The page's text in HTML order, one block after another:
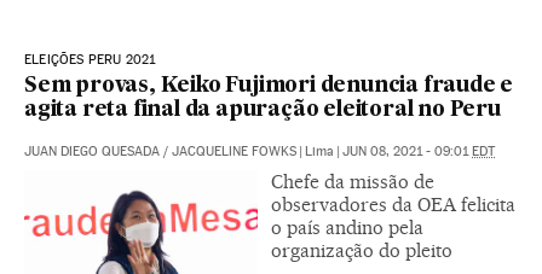
ELEIÇÕES PERU 2021
Sem provas, Keiko Fujimori denuncia fraude e
agita reta final da apuração eleitoral no Peru
JUAN DIEGO QUESADA / JACQUELINE FOWKS | Lima | JUN 08, 2021 - 09:01EDT
Chefe da missão de
observadores da OEA felicita
o país andino pela
organização do pleito